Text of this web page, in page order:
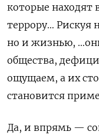
которые находят
террору… Рискуя
но и жизнью,
общества,
ощущаем, а их
становится
Да, и впрямь —